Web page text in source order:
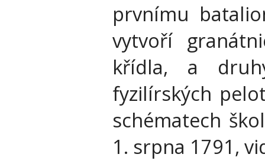
prvnímu
vytvoří
křídla, a
fyzilírských
schématech
1. srpna 1791,